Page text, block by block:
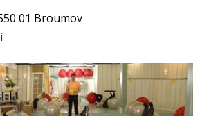
01 Broumov